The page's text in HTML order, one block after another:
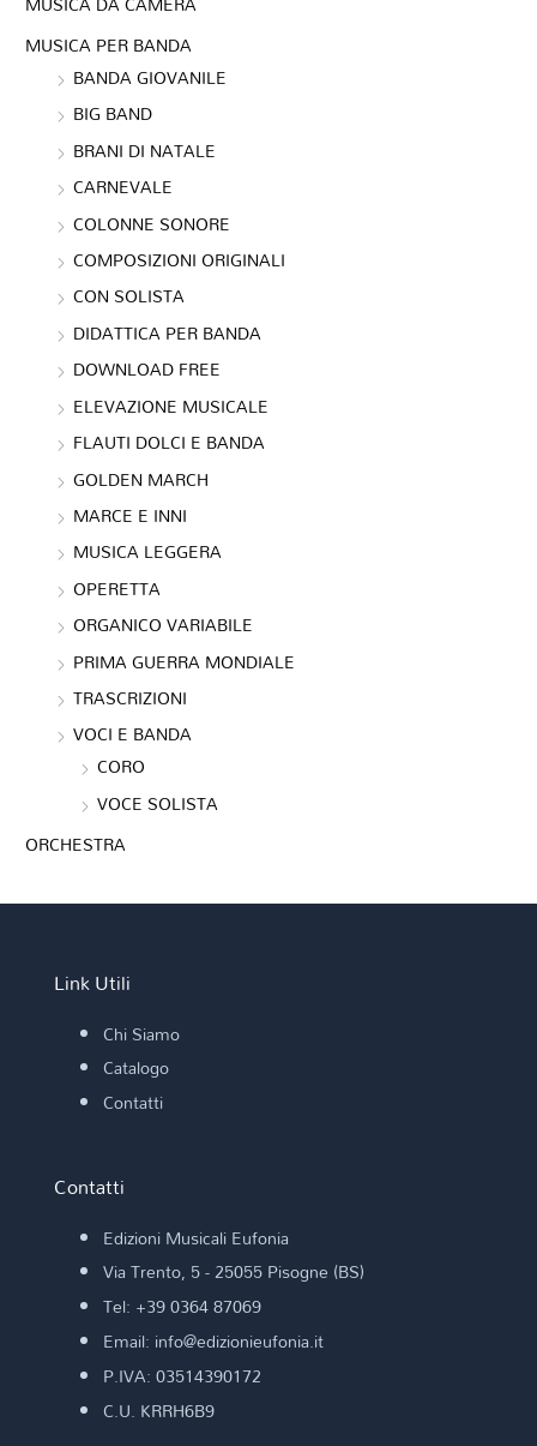
MUSICA PER BANDA
BANDA GIOVANILE
BIG BAND
BRANI DI NATALE
CARNEVALE
COLONNE SONORE
COMPOSIZIONI ORIGINALI
CON SOLISTA
DIDATTICA PER BANDA
DOWNLOAD FREE
ELEVAZIONE MUSICALE
FLAUTI DOLCI E BANDA
GOLDEN MARCH
MARCE E INNI
MUSICA LEGGERA
OPERETTA
ORGANICO VARIABILE
PRIMA GUERRA MONDIALE
TRASCRIZIONI
VOCI E BANDA
CORO
VOCE SOLISTA
ORCHESTRA
Link Utili
Chi Siamo
Catalogo
Contatti
Contatti
Edizioni Musicali Eufonia
Via Trento, 5 - 25055 Pisogne (BS)
Tel: +39 0364 87069
Email: info@edizionieufonia.it
P.IVA: 03514390172
C.U. KRRH6B9